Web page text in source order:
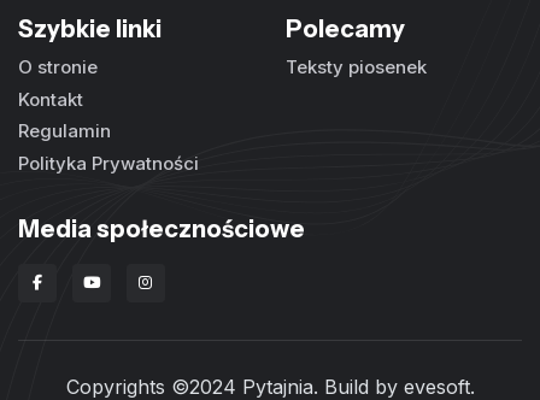
Szybkie linki
O stronie
Kontakt
Regulamin
Polityka Prywatności
Polecamy
Teksty piosenek
Media społecznościowe
Copyrights ©2024 Pytajnia. Build by evesoft.